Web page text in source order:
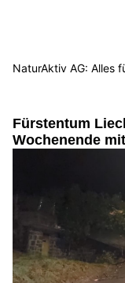
NaturAktiv AG: Alles
Fürstentum
Wochenende